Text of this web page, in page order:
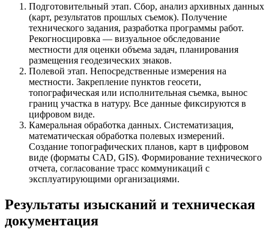
Подготовительный этап. Сбор, анализ архивных данных
(карт, результатов прошлых съемок). Получение
технического задания, разработка программы работ.
Рекогносцировка — визуальное обследование
местности для оценки объема задач, планирования
размещения геодезических знаков.
Полевой этап. Непосредственные измерения на
местности. Закрепление пунктов геосети,
топографическая или исполнительная съемка, вынос
границ участка в натуру. Все данные фиксируются в
цифровом виде.
Камеральная обработка данных. Систематизация,
математическая обработка полевых измерений.
Создание топографических планов, карт в цифровом
виде (форматы CAD, GIS). Формирование технического
отчета, согласование трасс коммуникаций с
эксплуатирующими организациями.
Результаты изысканий и техническая
документация